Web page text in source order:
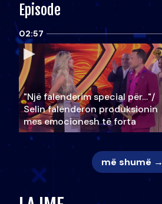
Episode
02:57
"Një falenderim special për…"/
Selin falënderon produksionin
mes emocionesh të forta
më shumë →